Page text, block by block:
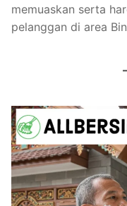
memuaskan serta
pelanggan di area